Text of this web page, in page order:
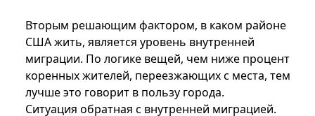
Вторым решающим фактором, в каком районе
США жить, является уровень внутренней
миграции. По логике вещей, чем ниже процент
коренных жителей, переезжающих с места, тем
лучше это говорит в пользу города.
Ситуация обратная с внутренней миграцией.